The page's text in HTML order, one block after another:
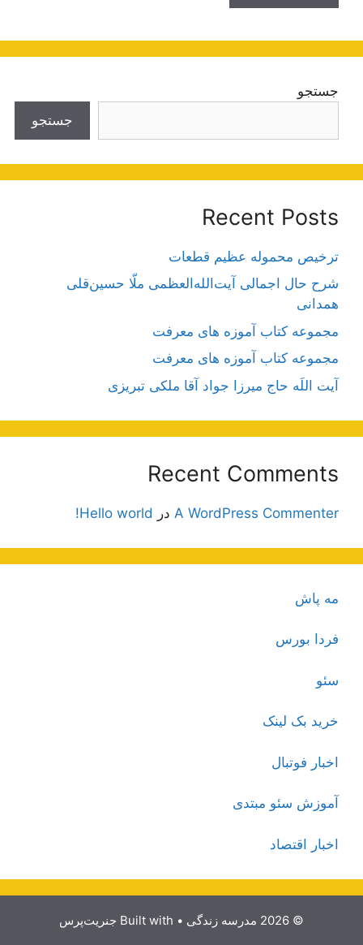
جستجو
جستجو
Recent Posts
ترخیص محموله عظیم قطعات
شرح حال اجمالی آیت‌الله‌العظمی ملّا حسین‌قلی
همدانی
مجموعه کتاب آموزه های معرفت
مجموعه کتاب آموزه های معرفت
آیت اللَه حاج میرزا جواد آقا ملکی تبریزی
Recent Comments
A WordPress Commenter در Hello world!
مه پاش
فردا بورس
سئو
خرید بک لینک
اخبار فوتبال
آموزش سئو مبتدی
اخبار اقتصاد
© 2026 مدرسه زندگی • Built with جنریت‌پرس